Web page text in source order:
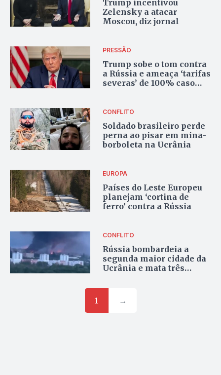
Trump incentivou
Zelensky a atacar
Moscou, diz jornal
PRESSÃO
Trump sobe o tom contra
a Rússia e ameaça ‘tarifas
severas’ de 100% caso
CONFLITO
Soldado brasileiro perde
perna ao pisar em mina-
borboleta na Ucrânia
EUROPA
Países do Leste Europeu
planejam ‘cortina de
ferro’ contra a Rússia
CONFLITO
Rússia bombardeia a
segunda maior cidade da
Ucrânia e mata três
1 →